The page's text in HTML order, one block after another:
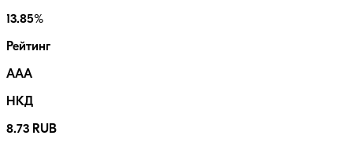
13.85%
Рейтинг
AAA
НКД
8.73 RUB